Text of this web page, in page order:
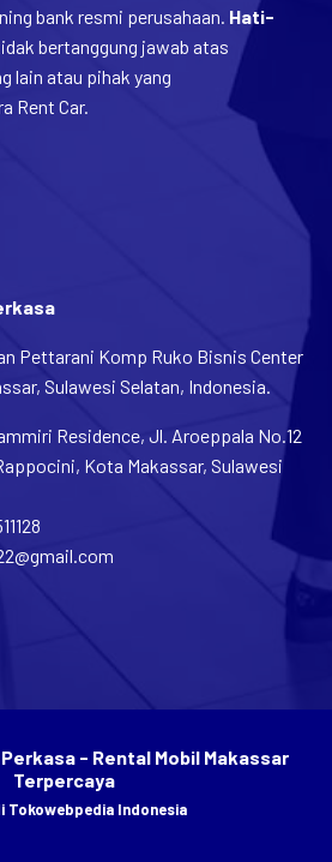
bank resmi perusahaan. Hati-
bertanggung jawab atas
lain atau pihak yang
Rent Car.
Pettarani Komp Ruko Bisnis Center
Sulawesi Selatan, Indonesia.
Residence, Jl. Aroeppala No.12
Kota Makassar, Sulawesi
- Rental Mobil Makassar
Terpercaya
Tokowebpedia Indonesia